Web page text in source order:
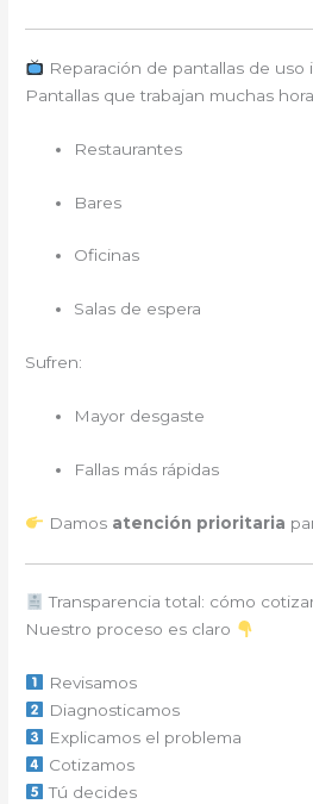
Reparación de pantallas de uso
Pantallas que trabajan muchas
Restaurantes
Bares
Oficinas
Salas de espera
Sufren:
Mayor desgaste
Fallas más rápidas
Damos atención prioritaria
Transparencia total: cómo
Nuestro proceso es claro
Revisamos
Diagnosticamos
Explicamos el problema
Cotizamos
Tú decides